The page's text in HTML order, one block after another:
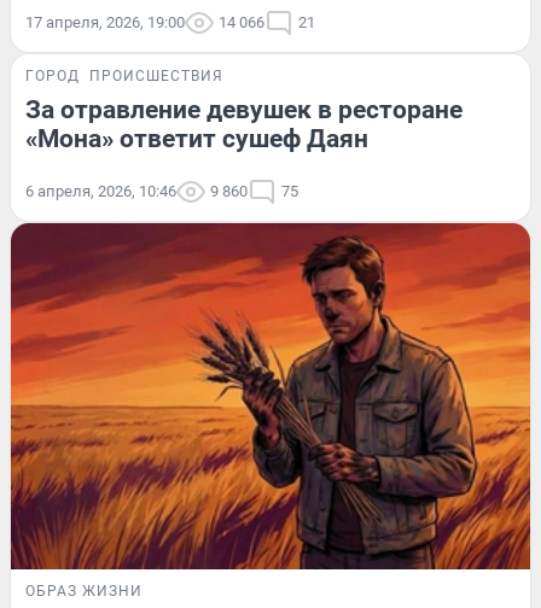
17 апреля, 2026, 19:00 14 066 21
ГОРОД ПРОИСШЕСТВИЯ
За отравление девушек в ресторане
«Мона» ответит сушеф Даян
6 апреля, 2026, 10:46 9 860 75
ОБРАЗ ЖИЗНИ